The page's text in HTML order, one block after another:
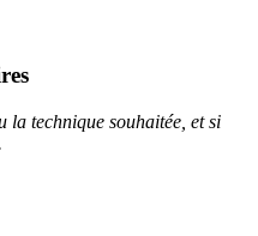
la technique souhaitée, et si